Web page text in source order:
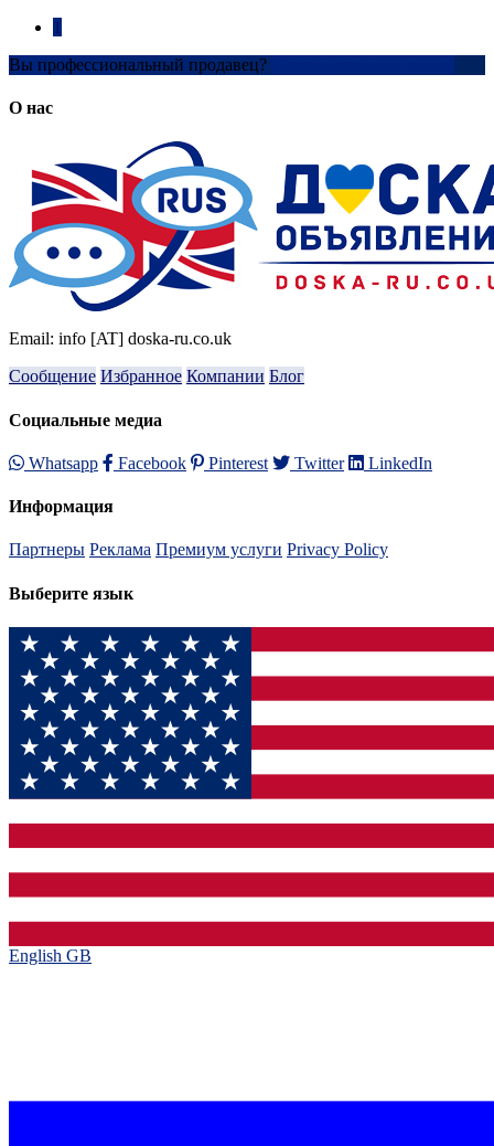
Вы профессиональный продавец?
О нас
Email: info [AT] doska-ru.co.uk
Сообщение Избранное Компании Блог
Социальные медиа
Whatsapp Facebook Pinterest Twitter LinkedIn
Информация
Партнеры Реклама Премиум услуги Privacy Policy
Выберите язык
English GB‎